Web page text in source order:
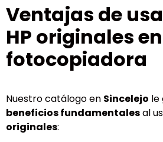
Ventajas de
HP originales
fotocopiadora
Nuestro catálogo en Sincelejo le
beneficios fundamentalesal
originales: